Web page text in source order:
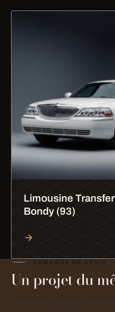
Limousine
Bondy (93)
DEMANDE DE DEVIS
Un projet du